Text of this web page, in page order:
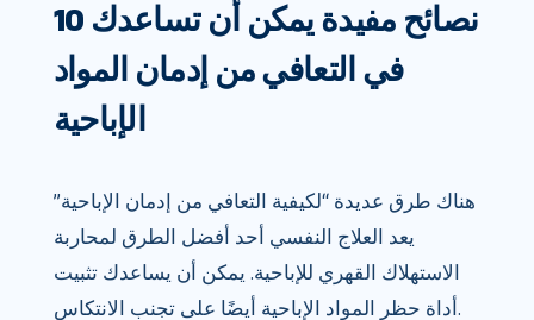
10 نصائح مفيدة يمكن أن تساعدك
في التعافي من إدمان المواد
الإباحية
هناك طرق عديدة “لكيفية التعافي من إدمان الإباحية”
يعد العلاج النفسي أحد أفضل الطرق لمحاربة
الاستهلاك القهري للإباحية. يمكن أن يساعدك تثبيت
أداة حظر المواد الإباحية أيضًا على تجنب الانتكاس.